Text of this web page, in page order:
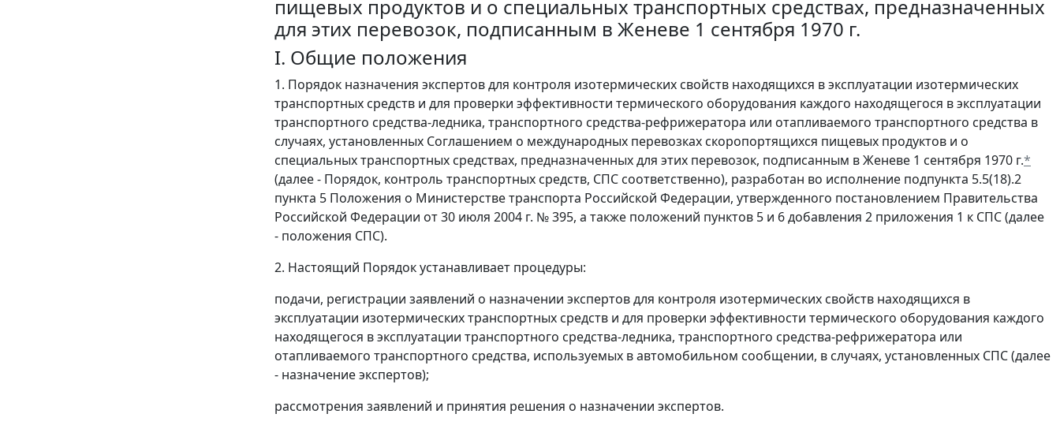
пищевых продуктов и о специальных транспортных средствах, предназначенных
для этих перевозок, подписанным в Женеве 1 сентября 1970 г.
I. Общие положения
1. Порядок назначения экспертов для контроля изотермических свойств находящихся в эксплуатации изотермических
транспортных средств и для проверки эффективности термического оборудования каждого находящегося в эксплуатации
транспортного средства-ледника, транспортного средства-рефрижератора или отапливаемого транспортного средства в
случаях, установленных Соглашением о международных перевозках скоропортящихся пищевых продуктов и о
специальных транспортных средствах, предназначенных для этих перевозок, подписанным в Женеве 1 сентября 1970 г.*
(далее - Порядок, контроль транспортных средств, СПС соответственно), разработан во исполнение подпункта 5.5(18).2
пункта 5 Положения о Министерстве транспорта Российской Федерации, утвержденного постановлением Правительства
Российской Федерации от 30 июля 2004 г. № 395, а также положений пунктов 5 и 6 добавления 2 приложения 1 к СПС (далее
- положения СПС).
2. Настоящий Порядок устанавливает процедуры:
подачи, регистрации заявлений о назначении экспертов для контроля изотермических свойств находящихся в
эксплуатации изотермических транспортных средств и для проверки эффективности термического оборудования каждого
находящегося в эксплуатации транспортного средства-ледника, транспортного средства-рефрижератора или
отапливаемого транспортного средства, используемых в автомобильном сообщении, в случаях, установленных СПС (далее
- назначение экспертов);
рассмотрения заявлений и принятия решения о назначении экспертов.